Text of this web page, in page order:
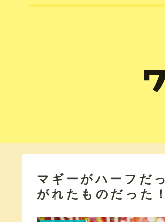
マギーがハーフだ
がれたものだった！